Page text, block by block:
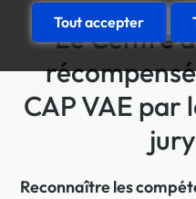
Tout accepter
Le Centre
CAP VAE par
Reconnaître les